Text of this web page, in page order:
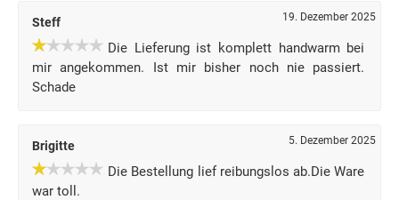
Steff 19. Dezember 2025
Die Lieferung ist komplett handwarm bei
mir angekommen. Ist mir bisher noch nie passiert.
Schade
Brigitte 5. Dezember 2025
Die Bestellung lief reibungslos ab.Die Ware
war toll.